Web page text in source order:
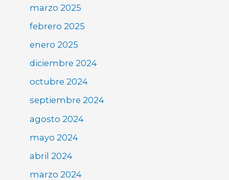
marzo 2025
febrero 2025
enero 2025
diciembre 2024
octubre 2024
septiembre 2024
agosto 2024
mayo 2024
abril 2024
marzo 2024